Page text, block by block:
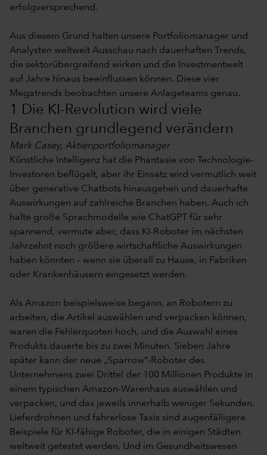
erfolgversprechend.
Aus diesem Grund halten unsere Portfoliomanager und
Analysten weltweit Ausschau nach dauerhaften Trends,
die sektorübergreifend wirken und die Investmentwelt
auf Jahre hinaus beeinflussen können. Diese vier
Megatrends beobachten unsere Anlageteams genau.
1 Die KI-Revolution wird viele
Branchen grundlegend verändern
Mark Casey, Aktienportfoliomanager
Künstliche Intelligenz hat die Phantasie von Technologie-
Investoren beflügelt, aber ihr Einsatz wird vermutlich weit
über generative Chatbots hinausgehen und dauerhafte
Auswirkungen auf zahlreiche Branchen haben. Auch ich
halte große Sprachmodelle wie ChatGPT für sehr
spannend, vermute aber, dass KI-Roboter im nächsten
Jahrzehnt noch größere wirtschaftliche Auswirkungen
haben könnten – wenn sie überall zu Hause, in Fabriken
oder Krankenhäusern eingesetzt werden.
Als Amazon beispielsweise begann, an Robotern zu
arbeiten, die Artikel auswählen und verpacken können,
waren die Fehlerquoten hoch, und die Auswahl eines
Produkts dauerte bis zu zwei Minuten. Sieben Jahre
später kann der neue „Sparrow“-Roboter des
Unternehmens zwei Drittel der 100 Millionen Produkte in
einem typischen Amazon-Warenhaus auswählen und
verpacken, und das jeweils innerhalb weniger Sekunden.
Lieferdrohnen und fahrerlose Taxis sind augenfälligere
Beispiele für KI-fähige Roboter, die in einigen Städten
weltweit getestet werden. Und im Gesundheitswesen